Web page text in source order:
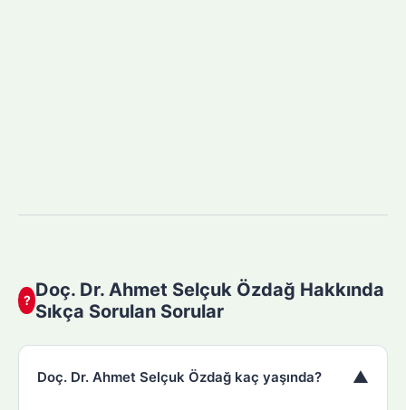
? Doç. Dr. Ahmet Selçuk Özdağ Hakkında
Sıkça Sorulan Sorular
Doç. Dr. Ahmet Selçuk Özdağ kaç yaşında? ▼